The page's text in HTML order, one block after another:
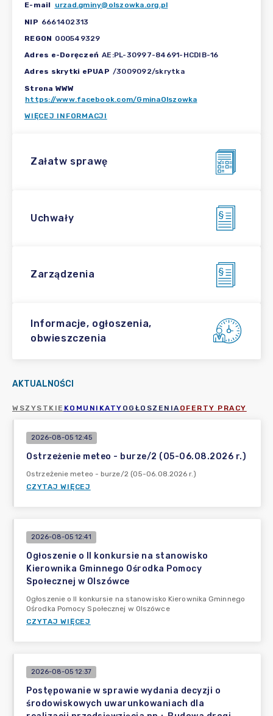
E-mail
urzad.gminy@olszowka.org.pl
NIP 6661402313
REGON 000549329
Adres e-Doręczeń AE:PL-30997-84691-HCDIB-16
Adres skrytki ePUAP /3009092/skrytka
Strona WWW
https://www.facebook.com/GminaOlszowka
WIĘCEJ INFORMACJI
Załatw sprawę
Uchwały
Zarządzenia
Informacje, ogłoszenia,
obwieszczenia
AKTUALNOŚCI
WSZYSTKIE KOMUNIKATY OGŁOSZENIA OFERTY PRACY
2026-08-05 12:45
Ostrzeżenie meteo - burze/2 (05-06.08.2026 r.)
Ostrzeżenie meteo - burze/2 (05-06.08.2026 r.)
CZYTAJ WIĘCEJ
2026-08-05 12:41
Ogłoszenie o II konkursie na stanowisko
Kierownika Gminnego Ośrodka Pomocy
Społecznej w Olszówce
Ogłoszenie o II konkursie na stanowisko Kierownika Gminnego
Ośrodka Pomocy Społecznej w Olszówce
CZYTAJ WIĘCEJ
2026-08-05 12:37
Postępowanie w sprawie wydania decyzji o
środowiskowych uwarunkowaniach dla